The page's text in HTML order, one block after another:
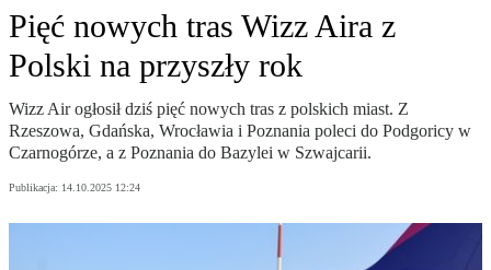
Pięć nowych tras Wizz Aira z
Polski na przyszły rok
Wizz Air ogłosił dziś pięć nowych tras z polskich miast. Z
Rzeszowa, Gdańska, Wrocławia i Poznania poleci do Podgoricy w
Czarnogórze, a z Poznania do Bazylei w Szwajcarii.
Publikacja: 14.10.2025 12:24